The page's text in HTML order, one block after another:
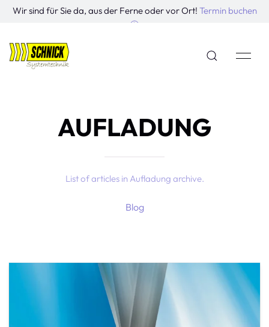
Wir sind für Sie da, aus der Ferne oder vor Ort! Termin buchen
AUFLADUNG
List of articles in Aufladung archive.
Blog